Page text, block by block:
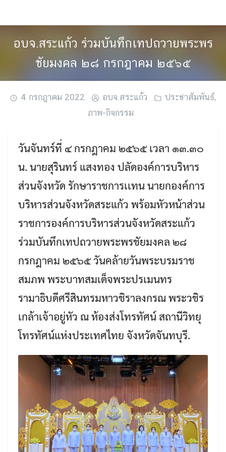
อบจ.สระแก้ว ร่วมบันทึกเทปถวายพระพร
ชัยมงคล ๒๘ กรกฎาคม ๒๕๖๕
4 กรกฎาคม 2022 อบจ.สระแก้ว ประชาสัมพันธ์,
ภาพ-กิจกรรม
วันจันทร์ที่ ๔ กรกฎาคม ๒๕๖๕ เวลา ๑๓.๓๐
น. นายสุรินทร์ แสงทอง ปลัดองค์การบริหาร
ส่วนจังหวัด รักษาราชการเเทน นายกองค์การ
บริหารส่วนจังหวัดสระแก้ว พร้อมหัวหน้าส่วน
ราชการองค์การบริหารส่วนจังหวัดสระแก้ว
ร่วมบันทึกเทปถวายพระพรชัยมงคล ๒๘
กรกฎาคม ๒๕๖๕ วันคล้ายวันพระบรมราช
สมภพ พระบาทสมเด็จพระปรเมนทร
รามาธิบดีศรีสินทรมหาวชิราลงกรณ พระวชิร
เกล้าเจ้าอยู่หัว ณ ห้องส่งโทรทัศน์ สถานีวิทยุ
โทรทัศน์แห่งประเทศไทย จังหวัดจันทบุรี.